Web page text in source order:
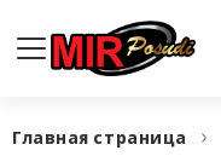
Главная страница